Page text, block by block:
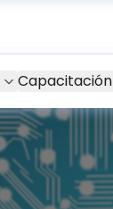
Capacitación